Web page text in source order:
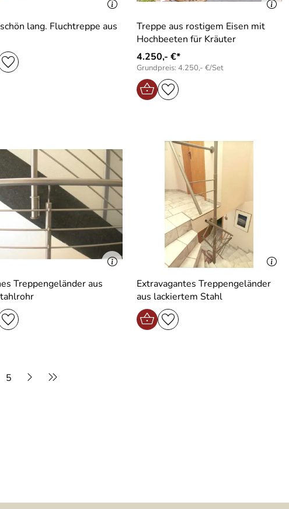
lang. Fluchtreppe aus
Treppe aus rostigem Eisen mit
Hochbeeten für Kräuter
4.250,- €*
Grundpreis: 4.250,- €/Set
Treppengeländer aus
Extravagantes Treppengeländer
aus lackiertem Stahl
5